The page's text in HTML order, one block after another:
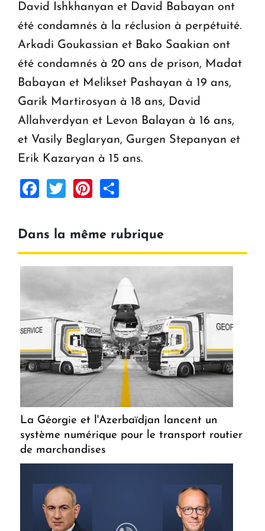
David Ishkhanyan et David Babayan ont
été condamnés à la réclusion à perpétuité.
Arkadi Goukassian et Bako Saakian ont
été condamnés à 20 ans de prison, Madat
Babayan et Melikset Pashayan à 19 ans,
Garik Martirosyan à 18 ans, David
Allahverdyan et Levon Balayan à 16 ans,
et Vasily Beglaryan, Gurgen Stepanyan et
Erik Kazaryan à 15 ans.
Facebook
TwitterPinterest
Dans la même rubrique
La Géorgie et l'Azerbaïdjan lancent un
système numérique pour le transport routier
de marchandises